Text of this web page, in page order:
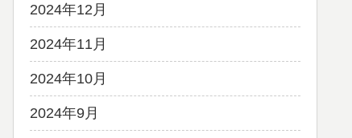
2024年12月
2024年11月
2024年10月
2024年9月